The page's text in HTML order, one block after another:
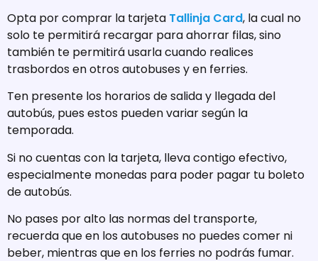
Opta por comprar la tarjeta Tallinja Card, la cual no
solo te permitirá recargar para ahorrar filas, sino
también te permitirá usarla cuando realices
trasbordos en otros autobuses y en ferries.
Ten presente los horarios de salida y llegada del
autobús, pues estos pueden variar según la
temporada.
Si no cuentas con la tarjeta, lleva contigo efectivo,
especialmente monedas para poder pagar tu boleto
de autobús.
No pases por alto las normas del transporte,
recuerda que en los autobuses no puedes comer ni
beber, mientras que en los ferries no podrás fumar.